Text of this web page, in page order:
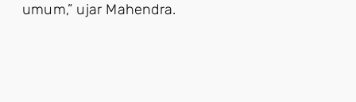
umum,” ujar Mahendra.